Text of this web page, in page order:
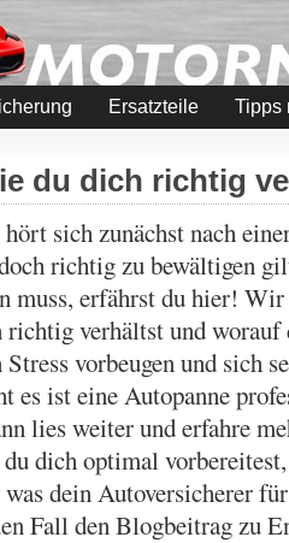
Ersatzteile Tipps
du dich richtig
sich zunächst nach
richtig zu bewältigen
muss, erfährst du hier!
verhältst und worauf
vorbeugen und sich
es ist eine Autopanne
lies weiter und erfahre
dich optimal
dein Autoversicherer
Fall den Blogbeitrag zu